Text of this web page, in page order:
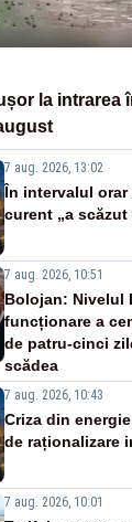
la intrarea
7 aug. 2026, 13:02
În intervalul
curent „a scăzut
7 aug. 2026, 10:51
Bolojan: Nivelul
funcționare a
de patru-cinci
scădea
7 aug. 2026, 10:43
Criza din
de raționalizare
7 aug. 2026, 10:01